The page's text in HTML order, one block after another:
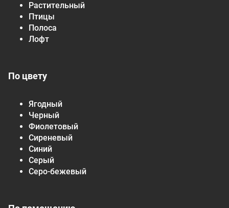
Растительный
Птицы
Полоса
Лофт
По цвету
Ягодный
Черный
Фиолетовый
Сиреневый
Синий
Серый
Серо-бежевый